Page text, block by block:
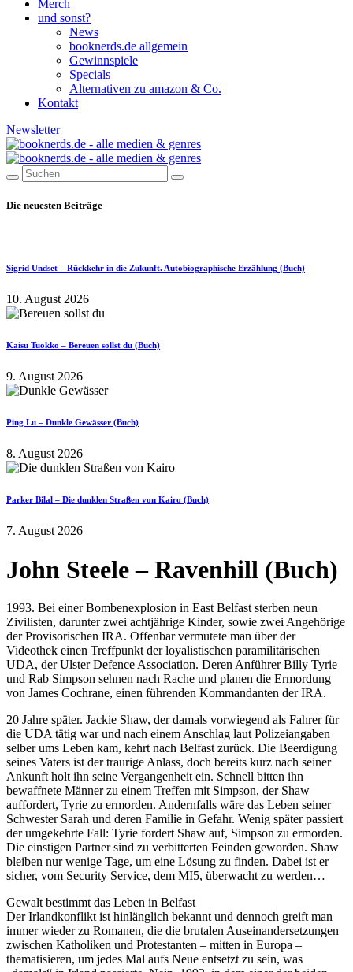
Merch
und sonst?
News
booknerds.de allgemein
Gewinnspiele
Specials
Alternativen zu amazon & Co.
Kontakt
Newsletter
Die neuesten Beiträge
Sigrid Undset – Rückkehr in die Zukunft. Autobiographische Erzählung (Buch)
10. August 2026
Kaisu Tuokko – Bereuen sollst du (Buch)
9. August 2026
Ping Lu – Dunkle Gewässer (Buch)
8. August 2026
Parker Bilal – Die dunklen Straßen von Kairo (Buch)
7. August 2026
John Steele – Ravenhill (Buch)
1993. Bei einer Bombenexplosion in East Belfast sterben neun
Zivilisten, darunter zwei achtjährige Kinder, sowie zwei Angehörige
der Provisorischen IRA. Offenbar vermutete man über der
Videothek einen Treffpunkt der loyalistischen paramilitärischen
UDA, der Ulster Defence Association. Deren Anführer Billy Tyrie
und Rab Simpson sehnen nach Rache und planen die Ermordung
von James Cochrane, einen führenden Kommandanten der IRA.
20 Jahre später. Jackie Shaw, der damals vorwiegend als Fahrer für
die UDA tätig war und nach einem Anschlag laut Polizeiangaben
selber ums Leben kam, kehrt nach Belfast zurück. Die Beerdigung
seines Vaters ist der traurige Anlass, doch bereits kurz nach seiner
Ankunft holt ihn seine Vergangenheit ein. Schnell bitten ihn
bewaffnete Männer zu einem Treffen mit Simpson, der Shaw
auffordert, Tyrie zu ermorden. Andernfalls wäre das Leben seiner
Schwester Sarah und deren Familie in Gefahr. Wenig später passiert
der umgekehrte Fall: Tyrie fordert Shaw auf, Simpson zu ermorden.
Die einstigen Partner sind zu verbitterten Feinden geworden. Shaw
bleiben nur wenige Tage, um eine Lösung zu finden. Dabei ist er
sicher, vom Security Service, dem MI5, überwacht zu werden…
Gewalt bestimmt das Leben in Belfast
Der Irlandkonflikt ist hinlänglich bekannt und dennoch greift man
immer wieder zu Romanen, die die brutalen Auseinandersetzungen
zwischen Katholiken und Protestanten – mitten in Europa –
thematisieren, um jedes Mal aufs Neue entsetzt zu sein, was